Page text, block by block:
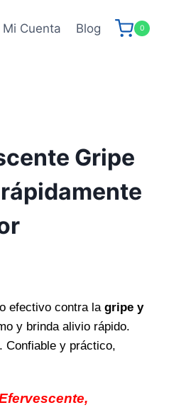
Mi Cuenta Blog 0
Gripe
efectivo contra la gripe y
y brinda alivio rápido.
Confiable y práctico,